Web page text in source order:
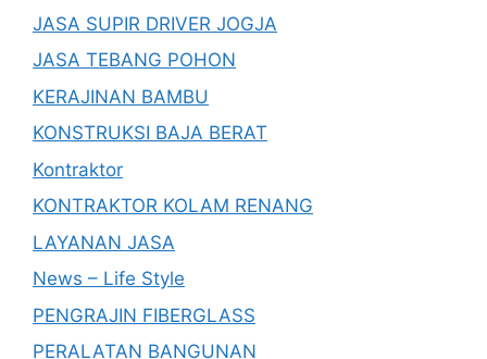
JASA SUPIR DRIVER JOGJA
JASA TEBANG POHON
KERAJINAN BAMBU
KONSTRUKSI BAJA BERAT
Kontraktor
KONTRAKTOR KOLAM RENANG
LAYANAN JASA
News – Life Style
PENGRAJIN FIBERGLASS
PERALATAN BANGUNAN